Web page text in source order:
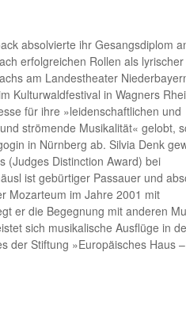
absolvierte ihr Gesangsdiplom
erfolgreichen Rollen als lyrischer
am Landestheater
Kulturwaldfestival in Wagners
für ihre »leidenschaftlichen und
strömende Musikalität« gelobt,
in Nürnberg ab. Silvia Denk
(Judges Distinction Award) bei
ist gebürtiger Passauer und
Mozarteum im Jahre 2001 mit
er die Begegnung mit anderen
sich musikalische Ausflüge in
der Stiftung »Europäisches Haus –